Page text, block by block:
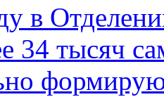
в
34 тысяч